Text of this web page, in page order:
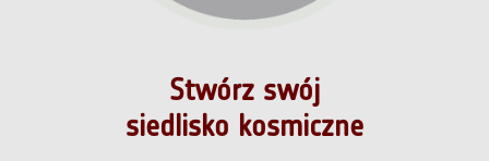
Stwórz swój
siedlisko kosmiczne